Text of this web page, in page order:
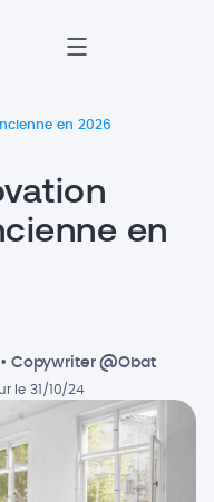
en 2026
en
• Copywriter @Obat
le 31/10/24